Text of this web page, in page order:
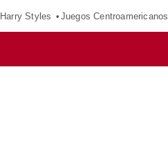
Harry Styles Juegos Centroamericanos